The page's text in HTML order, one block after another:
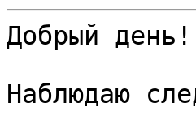
Добрый день!
Наблюдаю